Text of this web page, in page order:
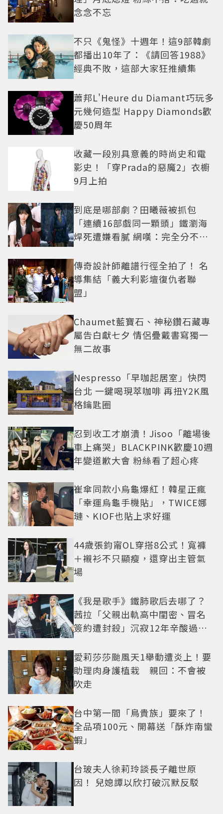
念念不忘
不只《鬼怪》十週年！這9部韓劇
都播出10年了：《請回答1988》
經典不敗，這部大家狂推續集
蕭邦L'Heure du Diamant巧玩多
元幾何造型 Happy Diamonds歡
慶50周年
收藏一段別具意義的時尚史和電
影史！「穿Prada的惡魔2」衣櫥
9月上拍
到底是哪部劇？田曦薇被抓包
「連續16部戲同一顆頭」鐵瀏海
焊死遭嫌看膩 網嘆：完全分不出
傳奇設計師離譜行徑全拍了！ 名
導集結「義大利影壇復仇者聯
盟」
Chaumet藍寶石、神秘鑽石藏專
屬告白獻七夕 情侶疊戴書寫獨一
無二故事
Nespresso「早咖起居室」快閃
台北 一鍵喝現萃咖啡 再扭Y2K風
格鑰匙圈
忍到收工才崩潰！Jisoo「離場後
車上痛哭」BLACKPINK歡慶10週
年變道歉大會 粉絲看了超心疼
崔傘同款小烏龜爆紅！韓星正瘋
「幸運烏龜手機貼」，TWICE娜
璉、KIOF也貼上求好運
44歲張鈞甯OL穿搭8公式！寬褲
＋襯衫不只顯瘦，還穿出主管氣
場
《我是歌手》鐵肺歌后去哪了？
茜拉「父親出軌高中閨密、冒名
簽約遭封殺」沉寂12年辛酸過往
愛莉莎莎颱風天1舉動遭炎上！要
助理肉身護植栽 親回：不會被
吹走
台中第一間「鳥貴族」要來了！
全品項100元、開幕送「酥炸南蠻
蝦」
台玻夫人徐莉玲談長子離世原
因！ 兒媳譚以欣打破沉默反駁